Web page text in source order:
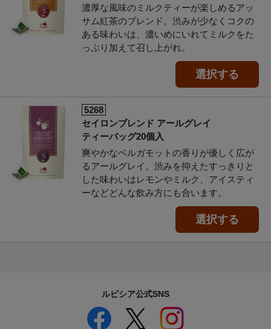
濃厚な風味のミルクティーが楽しめるアッ
サム紅茶のブレンド。渋みが少なくコクの
ある味わいは、濃いめにいれてミルクをた
っぷり加えて召し上がれ。
選択する
5268
セイロンブレンド アールグレイ
ティーバッグ20個入
爽やかなベルガモットの香りが優しく広が
るアールグレイ。渋みを抑えたすっきりと
した味わいはレモンやミルク、アイスティ
ーなどどんな飲み方にも合います。
選択する
ルピシア公式SNS